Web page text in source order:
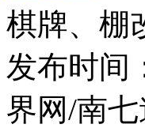
棋牌、棚
发布时间
界网/南七